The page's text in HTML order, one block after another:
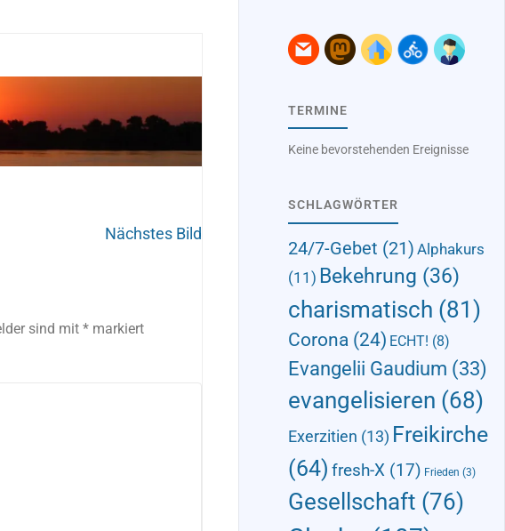
Nächstes Bild
sind mit * markiert
TERMINE
Keine bevorstehenden Ereignisse
SCHLAGWÖRTER
24/7-Gebet (21) Alphakurs
(11) Bekehrung (36)
charismatisch (81)
Corona(24) ECHT! (8)
Evangelii Gaudium (33)
evangelisieren (68)
Exerzitien (13) Freikirche
(64) fresh-X(17) Frieden (3)
Gesellschaft (76)